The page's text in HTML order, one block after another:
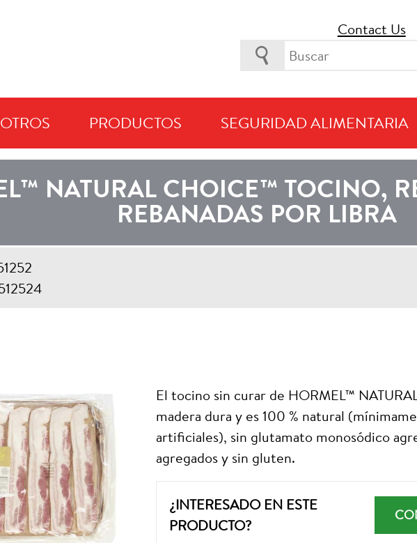
Contact Us
PRODUCTOS SEGURIDAD ALIMENTARIA
NATURAL CHOICE™ TOCINO,
REBANADAS POR LIBRA
El tocino sin curar de HORMEL™
madera dura y es 100 % natural
artificiales), sin glutamato monosódico
agregados y sin gluten.
¿INTERESADO EN ESTE
PRODUCTO?